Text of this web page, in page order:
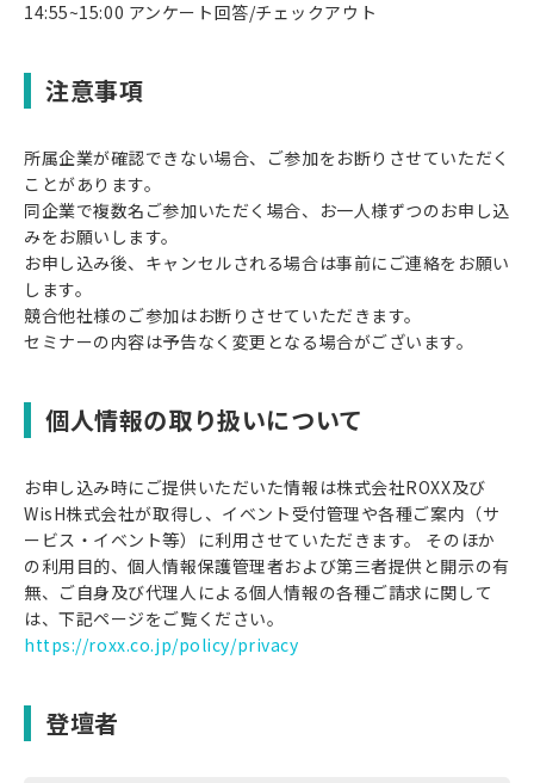
14:55~15:00 アンケート回答/チェックアウト
注意事項
所属企業が確認できない場合、ご参加をお断りさせていただく
ことがあります。
同企業で複数名ご参加いただく場合、お一人様ずつのお申し込
みをお願いします。
お申し込み後、キャンセルされる場合は事前にご連絡をお願い
します。
競合他社様のご参加はお断りさせていただきます。
セミナーの内容は予告なく変更となる場合がございます。
個人情報の取り扱いについて
お申し込み時にご提供いただいた情報は株式会社ROXX及び
WisH株式会社が取得し、イベント受付管理や各種ご案内（サ
ービス・イベント等）に利用させていただきます。 そのほか
の利用目的、個人情報保護管理者および第三者提供と開示の有
無、ご自身及び代理人による個人情報の各種ご請求に関して
は、下記ページをご覧ください。
https://roxx.co.jp/policy/privacy
登壇者